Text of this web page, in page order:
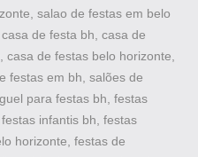
salao de festas em belo
de festa bh, casa de
de festas belo horizonte,
festas em bh, salões de
para festas bh, festas
infantis bh, festas
horizonte, festas de